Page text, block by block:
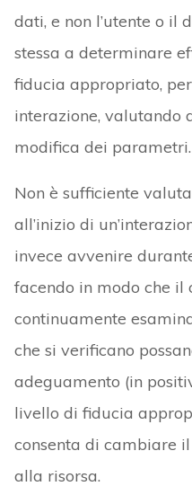
dati, e non l’utente o il
stessa a determinare
fiducia appropriato,
interazione, valutando
modifica dei parametri.
Non è sufficiente
all’inizio di
invece avvenire
facendo in modo che il
continuamente
che si verificano
adeguamento (in
livello di fiducia
consenta di cambiare
alla risorsa.